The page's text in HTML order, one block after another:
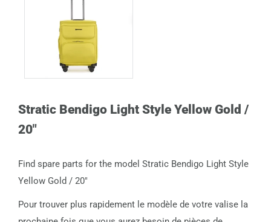
Stratic Bendigo Light Style Yellow Gold /
20"
Find spare parts for the model Stratic Bendigo Light Style
Yellow Gold / 20"
Pour trouver plus rapidement le modèle de votre valise la